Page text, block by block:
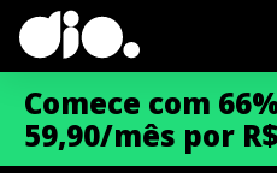
Comece com
59,90/mês por